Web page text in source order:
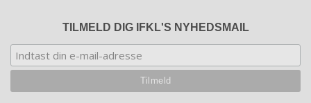
TILMELD DIG IFKL'S NYHEDSMAIL